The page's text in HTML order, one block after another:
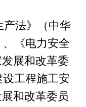
法》（中华
《电力安全
展和改革委
工程施工安
和改革委员